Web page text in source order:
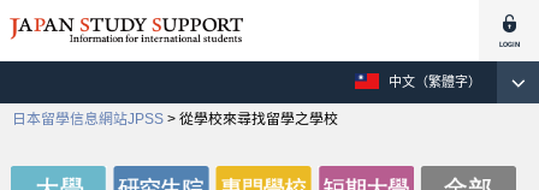
中文（繁體字）
日本留學信息網站JPSS > 從學校來尋找留學之學校